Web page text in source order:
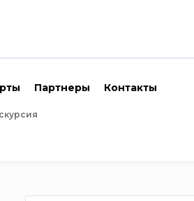
Партнеры Контакты